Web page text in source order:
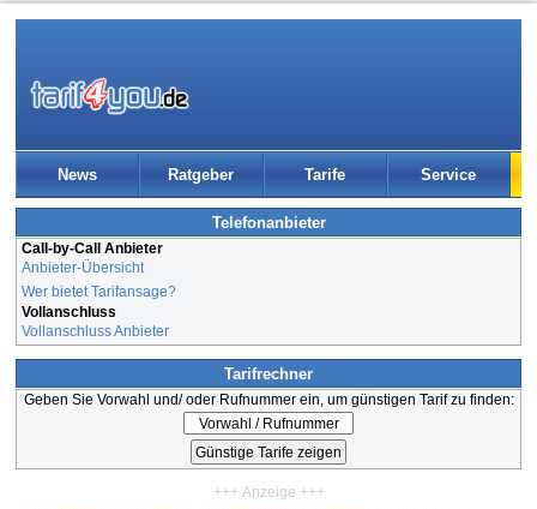
News Ratgeber Tarife Service
Telefonanbieter
Call-by-Call Anbieter
Anbieter-Übersicht
Wer bietet Tarifansage?
Vollanschluss
Vollanschluss Anbieter
Tarifrechner
Geben Sie Vorwahl und/ oder Rufnummer ein, um günstigen Tarif zu finden:
+++ Anzeige +++